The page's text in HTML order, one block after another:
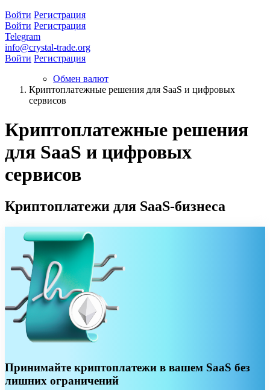
Войти Регистрация
Войти Регистрация
Telegram
info@crystal-trade.org
Войти Регистрация
Обмен валют
Криптоплатежные решения для SaaS и цифровых
сервисов
Криптоплатежные решения
для SaaS и цифровых
сервисов
Криптоплатежи для SaaS-бизнеса
Принимайте криптоплатежи в вашем SaaS без
лишних ограничений